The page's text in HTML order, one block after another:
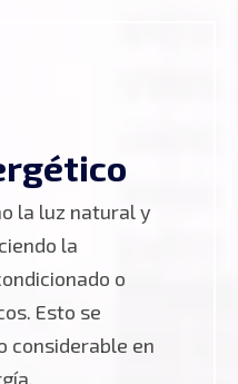
la luz natural y
la
o
Esto se
considerable en